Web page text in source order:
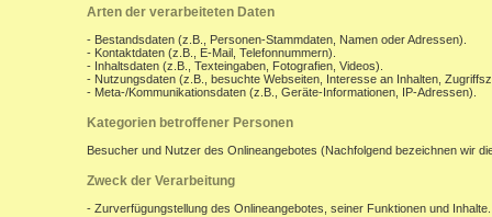
Arten der verarbeiteten Daten
- Bestandsdaten (z.B., Personen-Stammdaten, Namen oder Adressen).
- Kontaktdaten (z.B., E-Mail, Telefonnummern).
- Inhaltsdaten (z.B., Texteingaben, Fotografien, Videos).
- Nutzungsdaten (z.B., besuchte Webseiten, Interesse an Inhalten,
- Meta-/Kommunikationsdaten (z.B., Geräte-Informationen, IP-Adressen).
Kategorien betroffener Personen
Besucher und Nutzer des Onlineangebotes (Nachfolgend bezeichnen wir
Zweck der Verarbeitung
- Zurverfügungstellung des Onlineangebotes, seiner Funktionen und Inhalte.